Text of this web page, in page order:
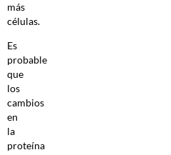
más
células.
Es
probable
que
los
cambios
en
la
proteína